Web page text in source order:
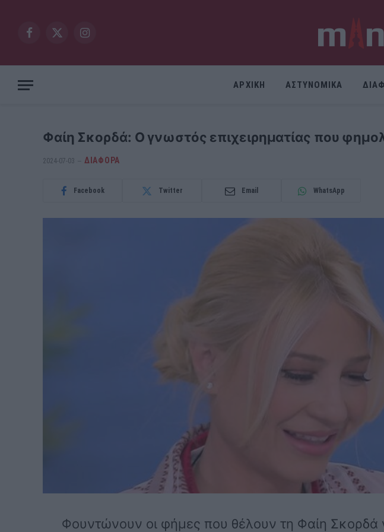
Facebook
X
Instagram
ΑΡΧΙΚΗ ΑΣΤΥΝΟΜΙΚΑ
Φαίη Σκορδά: Ο γνωστός επιχειρηματίας που
2024-07-03 ΔΙΆΦΟΡΑ
Facebook Twitter Email WhatsApp
Φουντώνουν οι φήμες που θέλουν τη Φαίη Σκορδά